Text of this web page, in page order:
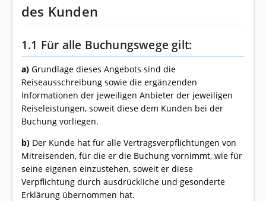
des Kunden
1.1 Für alle Buchungswege gilt:
a) Grundlage dieses Angebots sind die
Reiseausschreibung sowie die ergänzenden
Informationen der jeweiligen Anbieter der jeweiligen
Reiseleistungen, soweit diese dem Kunden bei der
Buchung vorliegen.
b) Der Kunde hat für alle Vertragsverpflichtungen von
Mitreisenden, für die er die Buchung vornimmt, wie für
seine eigenen einzustehen, soweit er diese
Verpflichtung durch ausdrückliche und gesonderte
Erklärung übernommen hat.